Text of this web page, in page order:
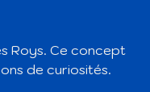
Roys. Ce concept
de curiosités.